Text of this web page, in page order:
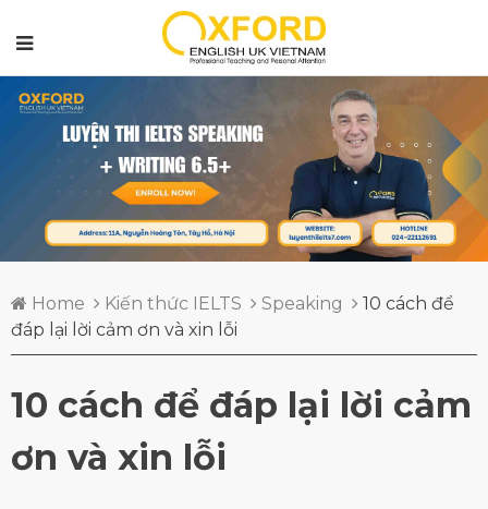
Home Kiến thức IELTS Speaking
10 cách để
đáp lại lời cảm ơn và xin lỗi
10 cách để đáp lại lời cảm
ơn và xin lỗi